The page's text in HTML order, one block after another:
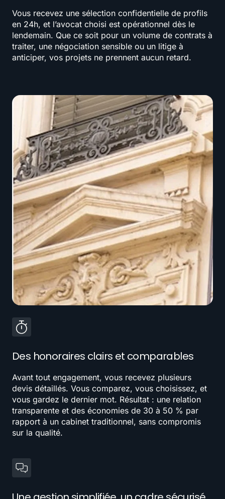
Vous recevez une sélection confidentielle de profils
en 24h, et l’avocat choisi est opérationnel dès le
lendemain. Que ce soit pour un volume de contrats à
traiter, une négociation sensible ou un litige à
anticiper, vos projets ne prennent aucun retard.
Des honoraires clairs et comparables
Avant tout engagement, vous recevez plusieurs
devis détaillés. Vous comparez, vous choisissez, et
vous gardez le dernier mot. Résultat : une relation
transparente et des économies de 30 à 50 % par
rapport à un cabinet traditionnel, sans compromis
sur la qualité.